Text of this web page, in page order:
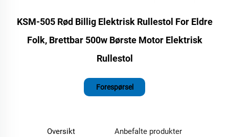
KSM-505 Rød Billig Elektrisk Rullestol For Eldre
Folk, Brettbar 500w Børste Motor Elektrisk
Rullestol
Forespørsel
Oversikt Anbefalte produkter